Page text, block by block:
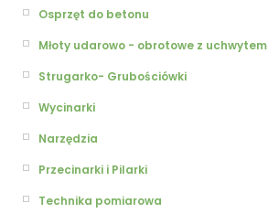
Osprzęt do betonu
Młoty udarowo - obrotowe z uchwytem
Strugarko- Grubościówki
Wycinarki
Narzędzia
Przecinarki i Pilarki
Technika pomiarowa